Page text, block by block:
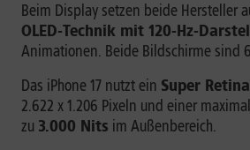
Beim Display setzen beide Hersteller
OLED-Technik mit 120-Hz-
Animationen. Beide Bildschirme sind
Das iPhone 17 nutzt ein Super
2.622 x 1.206 Pixeln und einer
zu 3.000 Nits im Außenbereich.